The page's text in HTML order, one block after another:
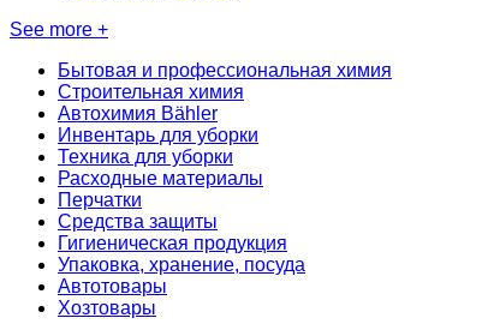
See more +
Бытовая и профессиональная химия
Строительная химия
Автохимия Bähler
Инвентарь для уборки
Техника для уборки
Расходные материалы
Перчатки
Средства защиты
Гигиеническая продукция
Упаковка, хранение, посуда
Автотовары
Хозтовары